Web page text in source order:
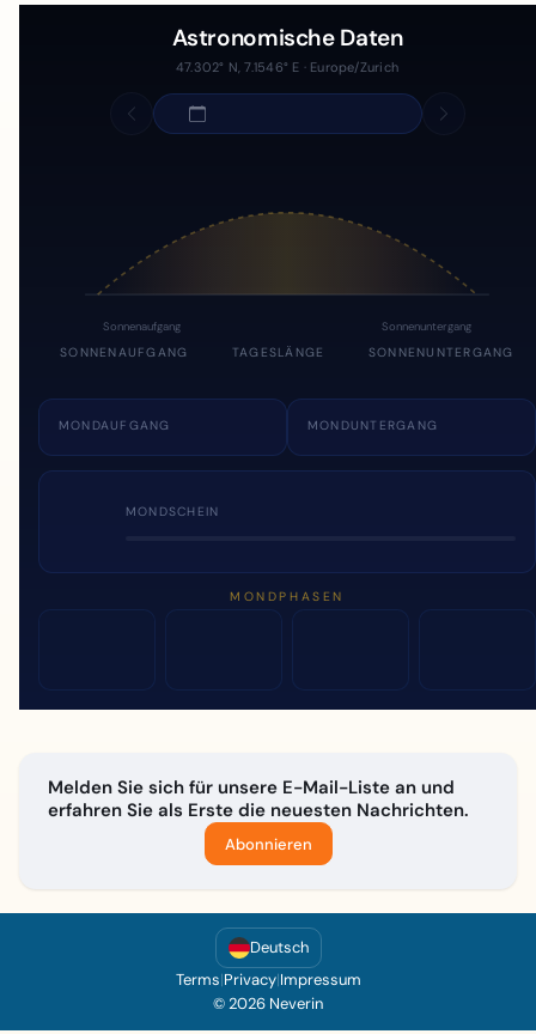
Astronomische Daten
47.302° N, 7.1546° E · Europe/Zurich
Sonnenaufgang Sonnenuntergang
SONNENAUFGANG TAGESLÄNGE SONNENUNTERGANG
MONDAUFGANG MONDUNTERGANG
MONDSCHEIN
MONDPHASEN
Melden Sie sich für unsere E-Mail-Liste an und
erfahren Sie als Erste die neuesten Nachrichten.
Abonnieren
Deutsch
Terms|Privacy|Impressum
© 2026 Neverin